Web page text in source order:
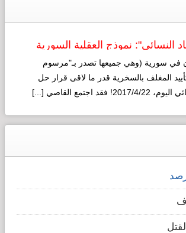
النسائي": نموذج العقلية السورية
في سورية (وهي جميعها تصدر بـ"مرسوم
المغلف بالسخرية قدر ما لاقى قرار حل
فقد اجتمع القاصي [...]